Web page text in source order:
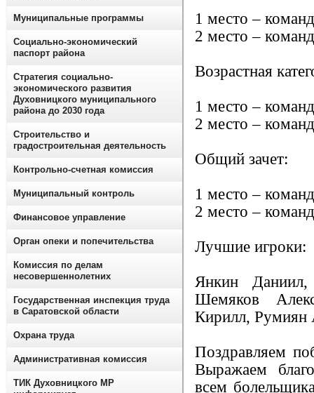
1 место –
2 место –
Возрастная
1 место –
2 место –
Общий зачет:
1 место –
2 место –
Лучшие игроки:
Янкин
Шемяков
Кирилл, Румиян
Поздравляем
Выражаем
всем
Муниципальные программы
Социально-экономический
паспорт района
Стратегия социально-
экономического развития
Духовницкого муниципального
района до 2030 года
Строительство и
градостроительная деятельность
Контрольно-счетная комиссия
Муниципальный контроль
Финансовое управление
Орган опеки и попечительства
Комиссия по делам
несовершеннолетних
Государственная инспекция труда
в Саратовской области
Охрана труда
Административная комиссия
ТИК Духовницкого МР